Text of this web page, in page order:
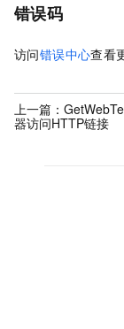
错误码
访问错误中心查看
上一篇：
器访问HTTP链接